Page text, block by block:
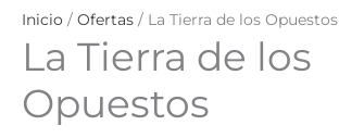
Inicio / Ofertas / La Tierra de los Opuestos
La Tierra de los
Opuestos